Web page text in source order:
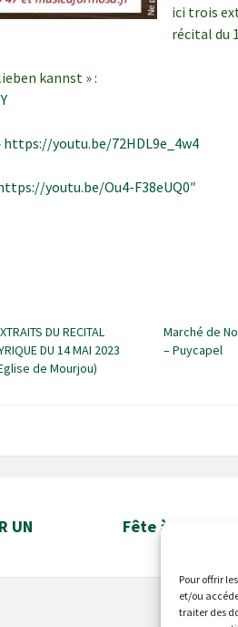
Pour offrir
et/ou
traiter des
ici trois
récital du
kannst » :
https://youtu.be/72HDL9e_4w4
youtu.be/Ou4-F38eUQ0″
DU RECITAL
DU 14 MAI 2023
de Mourjou)
Marché de
– Puycapel
UN
Fête à